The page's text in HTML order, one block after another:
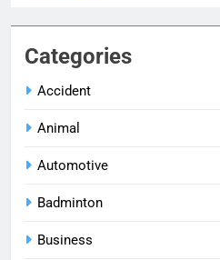
Categories
Accident
Animal
Automotive
Badminton
Business